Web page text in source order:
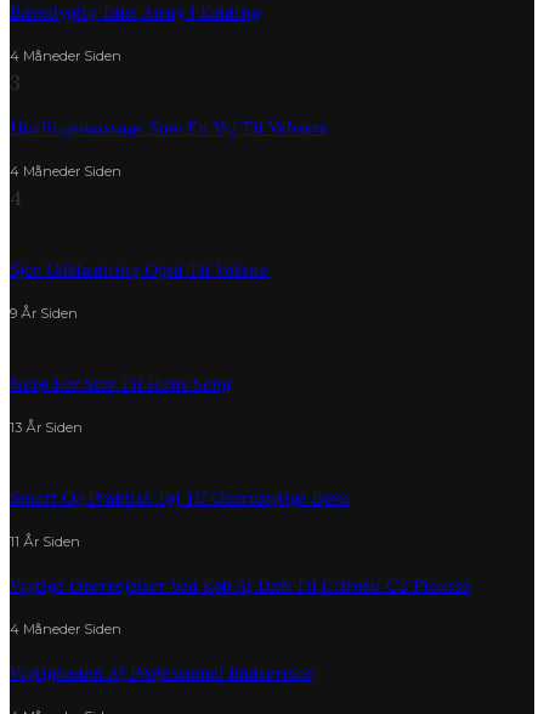
Bæredygtig Take Away I Kolding
4 Måneder Siden
3
Healingsmassage Som En Vej Til Velvære
4 Måneder Siden
4
Sjov Udklædning Også Til Voksne
9 År Siden
Nevø For Stor Til Hans Seng
13 År Siden
Smart Og Praktisk Tøj Til Overvægtige Børn
11 År Siden
Vigtige Overvejelser Ved Køb Af Dæk Til Citroën C3 Picasso
4 Måneder Siden
Vigtigheden Af Professionel Bådservice